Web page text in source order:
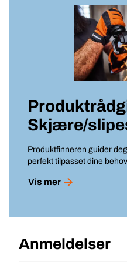
Skjære/
Produktfinneren guider
perfekt tilpasset dine
Vis mer
Anmeldelser